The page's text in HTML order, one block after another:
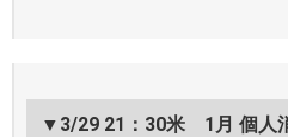
▼3/29 21：30米 1月 個人